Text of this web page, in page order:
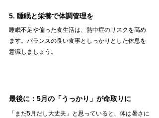
5. 睡眠と栄養で体調管理を
睡眠不足や偏った食生活は、熱中症のリスクを高め
ます。バランスの良い食事としっかりとした休息を
意識しましょう。
最後に：5月の「うっかり」が命取りに
「まだ5月だし大丈夫」と思っていると、体は暑さに